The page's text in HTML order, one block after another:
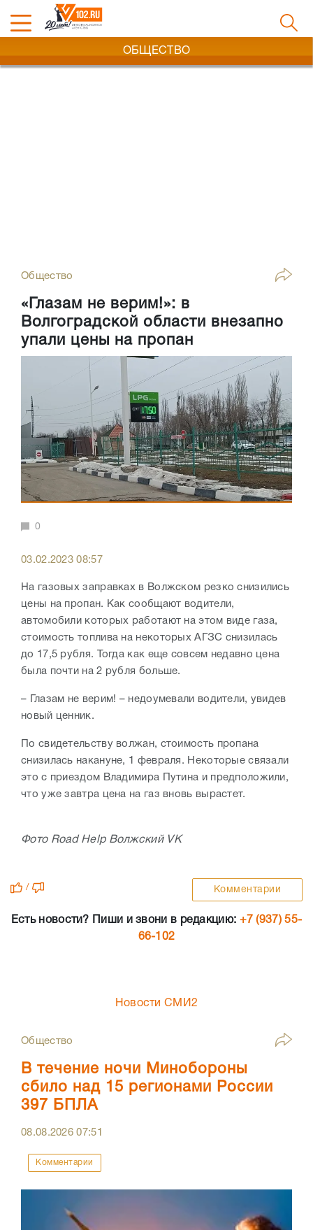
ОБЩЕСТВО
Общество
«Глазам не верим!»: в
Волгоградской области внезапно
упали цены на пропан
0
03.02.2023 08:57
На газовых заправках в Волжском резко снизились
цены на пропан. Как сообщают водители,
автомобили которых работают на этом виде газа,
стоимость топлива на некоторых АГЗС снизилась
до 17,5 рубля. Тогда как еще совсем недавно цена
была почти на 2 рубля больше.
– Глазам не верим! – недоумевали водители, увидев
новый ценник.
По свидетельству волжан, стоимость пропана
снизилась накануне, 1 февраля. Некоторые связали
это с приездом Владимира Путина и предположили,
что уже завтра цена на газ вновь вырастет.
Фото Road Help Волжский VK
/ Комментарии
Есть новости? Пиши и звони в редакцию: +7 (937) 55-
66-102
Новости СМИ2
Общество
В течение ночи Минобороны
сбило над 15 регионами России
397 БПЛА
08.08.202607:51
Комментарии